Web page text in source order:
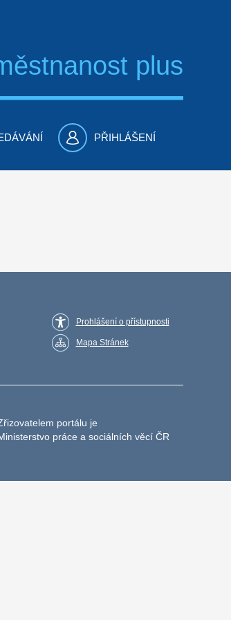
plus
PŘIHLÁŠENÍ
Prohlášení o přístupnosti
Mapa Stránek
portálu je
práce a sociálních věcí ČR